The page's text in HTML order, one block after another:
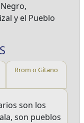
y el Pueblo
Rrom o Gitano
son los
son pueblos